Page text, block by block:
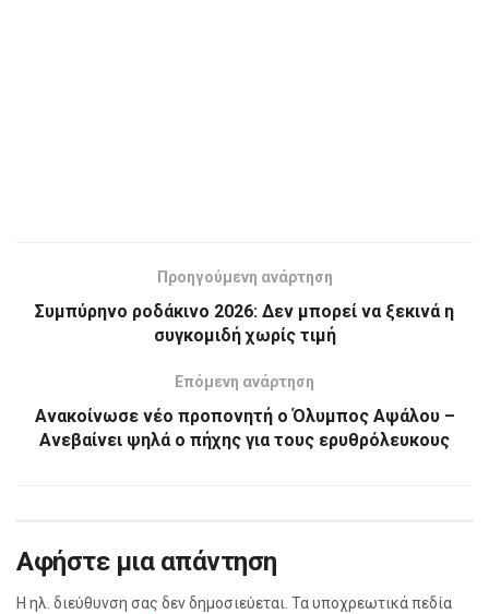
Προηγούμενη ανάρτηση
Συμπύρηνο ροδάκινο 2026: Δεν μπορεί να ξεκινά η
συγκομιδή χωρίς τιμή
Επόμενη ανάρτηση
Ανακοίνωσε νέο προπονητή ο Όλυμπος Αψάλου –
Ανεβαίνει ψηλά ο πήχης για τους ερυθρόλευκους
Αφήστε μια απάντηση
Η ηλ. διεύθυνση σας δεν δημοσιεύεται. Τα υποχρεωτικά πεδία